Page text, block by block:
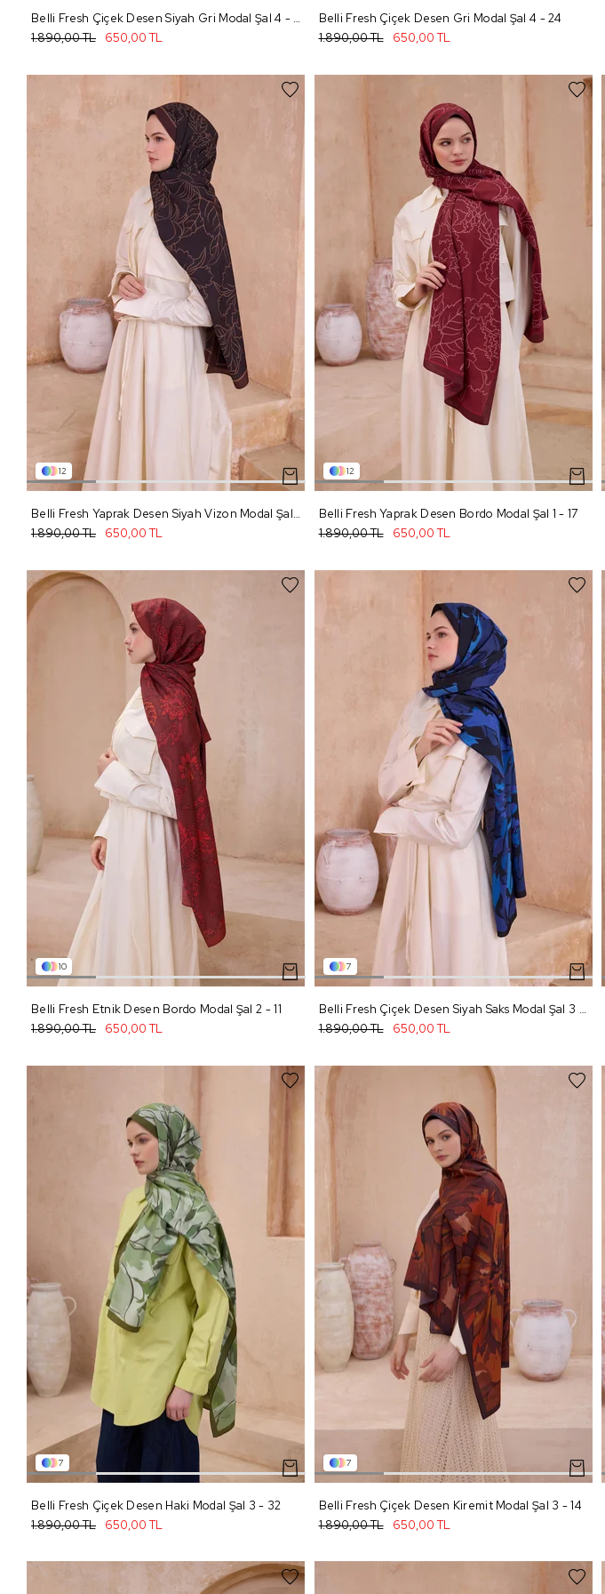
Belli Fresh Çiçek Desen Siyah Gri Modal Şal 4 - 25
650,00 TL
1.890,00 TL
Belli Fresh Çiçek Desen Gri Modal Şal 4 - 24
650,00 TL
1.890,00 TL
12
Belli Fresh Yaprak Desen Siyah Vizon Modal Şal 1 - 02
650,00 TL
1.890,00 TL
12
Belli Fresh Yaprak Desen Bordo Modal Şal 1 - 17
650,00 TL
1.890,00 TL
10
Belli Fresh Etnik Desen Bordo Modal Şal 2 - 11
650,00 TL
1.890,00 TL
7
Belli Fresh Çiçek Desen Siyah Saks Modal Şal 3 - 13
650,00 TL
1.890,00 TL
7
Belli Fresh Çiçek Desen Haki Modal Şal 3 - 32
650,00 TL
1.890,00 TL
7
Belli Fresh Çiçek Desen Kiremit Modal Şal 3 - 14
650,00 TL
1.890,00 TL